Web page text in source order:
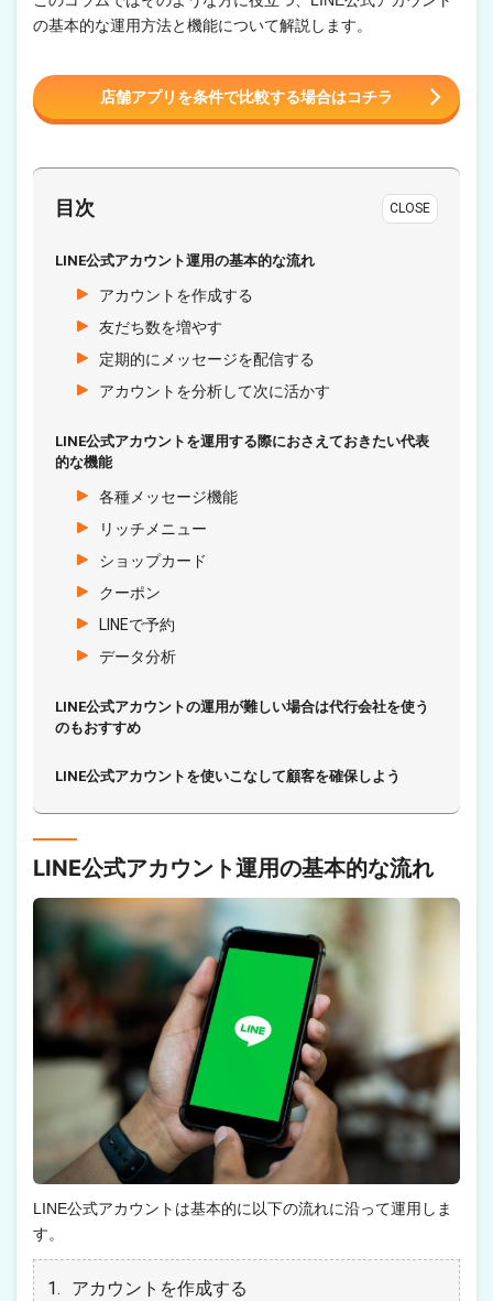
の基本的な運用方法と機能について解説します。
店舗アプリを条件で比較する場合はコチラ
目次 CLOSE
LINE公式アカウント運用の基本的な流れ
アカウントを作成する
友だち数を増やす
定期的にメッセージを配信する
アカウントを分析して次に活かす
LINE公式アカウントを運用する際におさえておきたい代表
的な機能
各種メッセージ機能
リッチメニュー
ショップカード
クーポン
LINEで予約
データ分析
LINE公式アカウントの運用が難しい場合は代行会社を使う
のもおすすめ
LINE公式アカウントを使いこなして顧客を確保しよう
LINE公式アカウント運用の基本的な流れ
LINE公式アカウントは基本的に以下の流れに沿って運用しま
す。
アカウントを作成する